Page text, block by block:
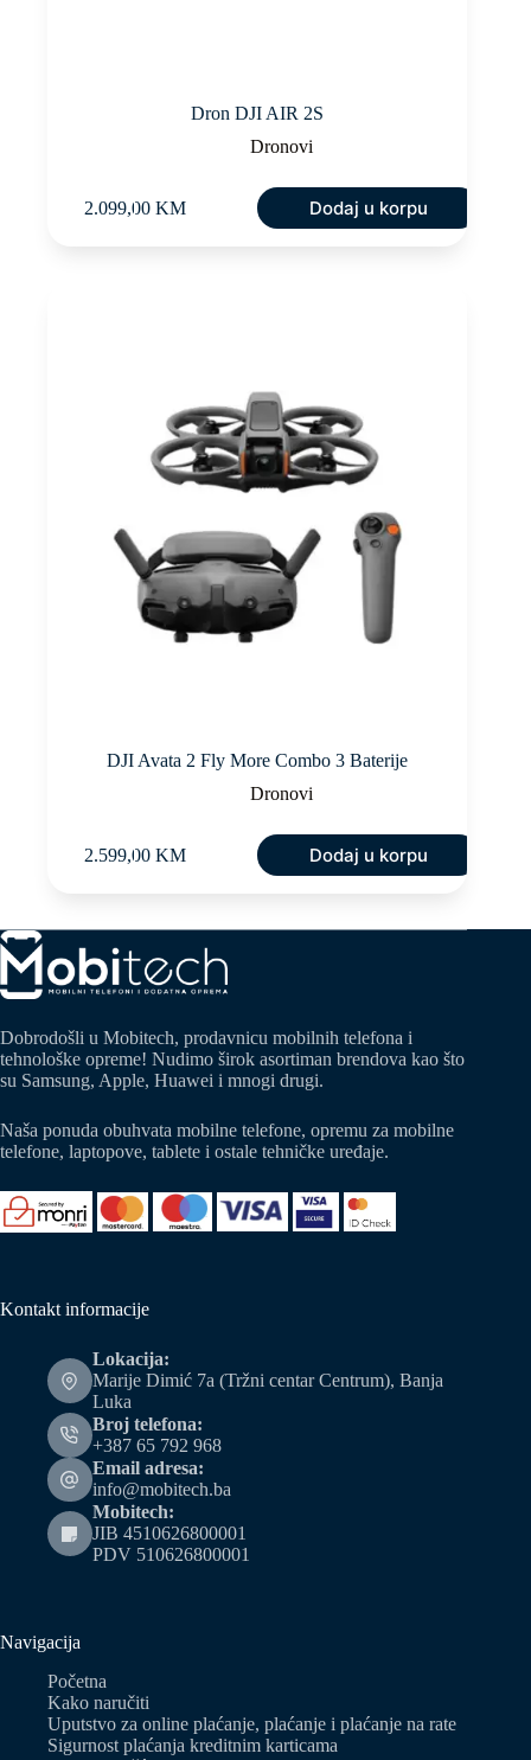
Dron DJI AIR 2S
Dronovi
2.099,00 KM Dodaj u korpu
DJI Avata 2 Fly More Combo 3 Baterije
Dronovi
2.599,00 KM Dodaj u korpu
Dobrodošli u Mobitech, prodavnicu mobilnih telefona i
tehnološke opreme! Nudimo širok asortiman brendova kao što
su Samsung, Apple, Huawei i mnogi drugi.
Naša ponuda obuhvata mobilne telefone, opremu za mobilne
telefone, laptopove, tablete i ostale tehničke uređaje.
Kontakt informacije
Lokacija:
Marije Dimić 7a (Tržni centar Centrum), Banja
Luka
Broj telefona:
+387 65 792 968
Email adresa:
info@mobitech.ba
Mobitech:
JIB 4510626800001
PDV 510626800001
Navigacija
Početna
Kako naručiti
Uputstvo za online plaćanje, plaćanje i plaćanje na rate
Sigurnost plaćanja kreditnim karticama